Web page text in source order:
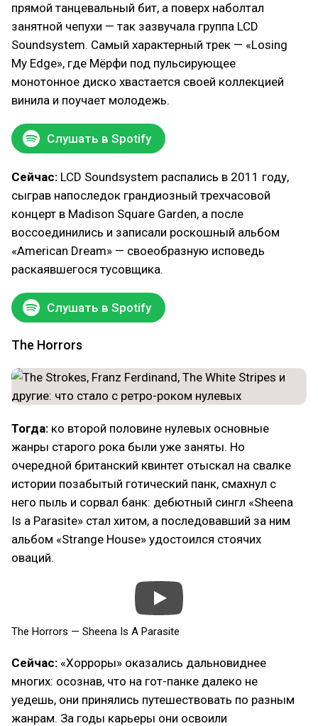
прямой танцевальный бит, а поверх наболтал
занятной чепухи — так зазвучала группа LCD
Soundsystem. Самый характерный трек — «Losing
My Edge», где Мёрфи под пульсирующее
монотонное диско хвастается своей коллекцией
винила и поучает молодежь.
Слушать в Spotify
Сейчас: LCD Soundsystem распались в 2011 году,
сыграв напоследок грандиозный трехчасовой
концерт в Madison Square Garden, а после
воссоединились и записали роскошный альбом
«American Dream» — своеобразную исповедь
раскаявшегося тусовщика.
Слушать в Spotify
The Horrors
Тогда: ко второй половине нулевых основные
жанры старого рока были уже заняты. Но
очередной британский квинтет отыскал на свалке
истории позабытый готический панк, смахнул с
него пыль и сорвал банк: дебютный сингл «Sheena
Is a Parasite» стал хитом, а последовавший за ним
альбом «Strange House» удостоился стоячих
оваций.
The Horrors — Sheena Is A Parasite
Сейчас: «Хорроры» оказались дальновиднее
многих: осознав, что на гот-панке далеко не
уедешь, они принялись путешествовать по разным
жанрам. За годы карьеры они освоили